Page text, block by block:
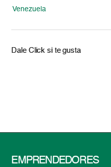
Venezuela
Dale Click si te gusta
EMPRENDEDORES